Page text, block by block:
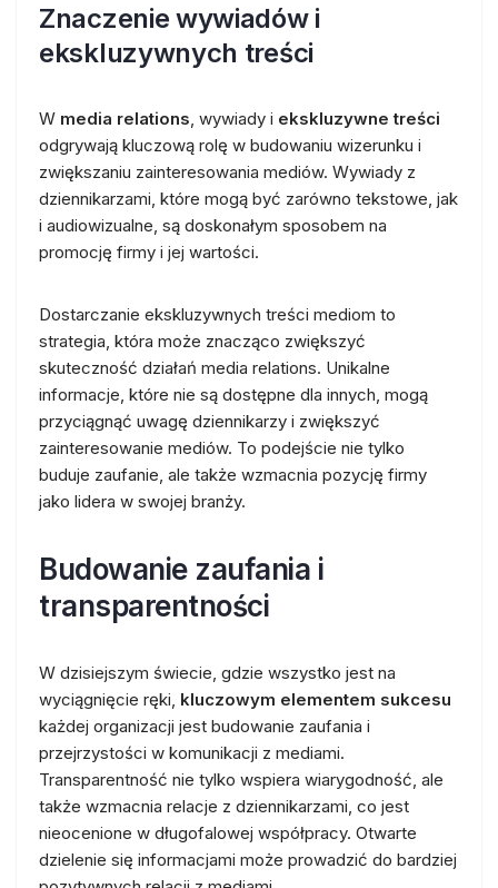
Znaczenie wywiadów i
ekskluzywnych treści
W media relations, wywiady i ekskluzywne treści
odgrywają kluczową rolę w budowaniu wizerunku i
zwiększaniu zainteresowania mediów. Wywiady z
dziennikarzami, które mogą być zarówno tekstowe, jak
i audiowizualne, są doskonałym sposobem na
promocję firmy i jej wartości.
Dostarczanie ekskluzywnych treści mediom to
strategia, która może znacząco zwiększyć
skuteczność działań media relations. Unikalne
informacje, które nie są dostępne dla innych, mogą
przyciągnąć uwagę dziennikarzy i zwiększyć
zainteresowanie mediów. To podejście nie tylko
buduje zaufanie, ale także wzmacnia pozycję firmy
jako lidera w swojej branży.
Budowanie zaufania i
transparentności
W dzisiejszym świecie, gdzie wszystko jest na
wyciągnięcie ręki, kluczowym elementem sukcesu
każdej organizacji jest budowanie zaufania i
przejrzystości w komunikacji z mediami.
Transparentność nie tylko wspiera wiarygodność, ale
także wzmacnia relacje z dziennikarzami, co jest
nieocenione w długofalowej współpracy. Otwarte
dzielenie się informacjami może prowadzić do bardziej